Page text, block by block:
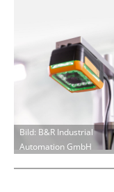
Bild: B&R Industrial
Automation GmbH